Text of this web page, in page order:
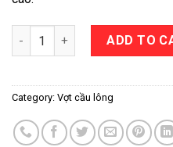
Yonex Astrox 100 ZZ quantity
ADD TO
Category: Vợt cầu lông